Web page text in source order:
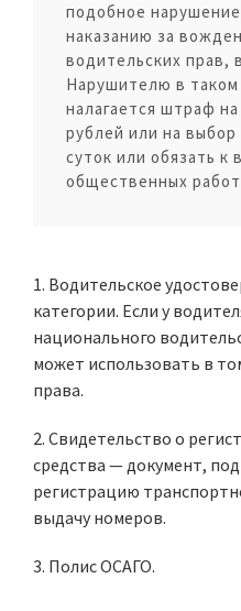
подобное
наказанию за
водительских прав,
Нарушителю в таком
налагается штраф
рублей или на выбор
суток или обязать к
общественных работ
1. Водительское
категории. Если у
национального
может использовать в
права.
2. Свидетельство о
средства — документ,
регистрацию
выдачу номеров.
3. Полис ОСАГО.